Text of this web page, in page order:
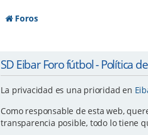
Foros
SD Eibar Foro fútbol - Política
La privacidad es una prioridad en
Como responsable de esta web,
transparencia posible, todo lo tiene